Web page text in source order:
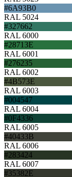
#6A93B0
RAL 5024
#327662
RAL 6000
#28713E
RAL 6001
#276235
RAL 6002
#4B573E
RAL 6003
#004547
RAL 6004
#0F4336
RAL 6005
#40433B
RAL 6006
#283424
RAL 6007
#35382E